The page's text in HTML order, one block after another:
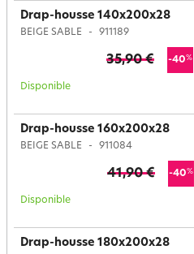
Drap-housse 140x200x28
BEIGE SABLE 911189
35,90 € -40%
Disponible
Drap-housse 160x200x28
BEIGE SABLE 911084
41,90 € -40%
Disponible
Drap-housse 180x200x28